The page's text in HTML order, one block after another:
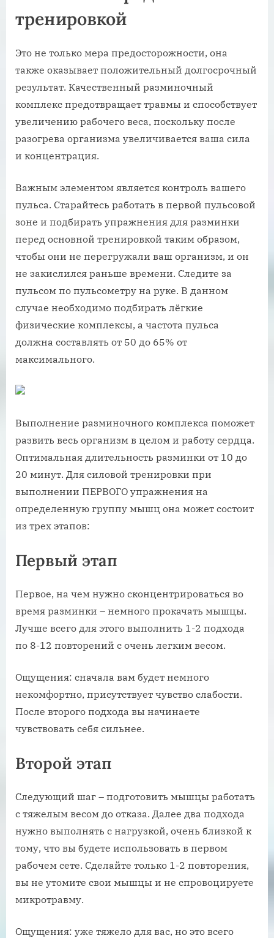
тренировкой
Это не только мера предосторожности, она
также оказывает положительный долгосрочный
результат. Качественный разминочный
комплекс предотвращает травмы и способствует
увеличению рабочего веса, поскольку после
разогрева организма увеличивается ваша сила
и концентрация.
Важным элементом является контроль вашего
пульса. Старайтесь работать в первой пульсовой
зоне и подбирать упражнения для разминки
перед основной тренировкой таким образом,
чтобы они не перегружали ваш организм, и он
не закислился раньше времени. Следите за
пульсом по пульсометру на руке. В данном
случае необходимо подбирать лёгкие
физические комплексы, а частота пульса
должна составлять от 50 до 65% от
максимального.
Выполнение разминочного комплекса поможет
развить весь организм в целом и работу сердца.
Оптимальная длительность разминки от 10 до
20 минут. Для силовой тренировки при
выполнении ПЕРВОГО упражнения на
определенную группу мышц она может состоит
из трех этапов:
Первый этап
Первое, на чем нужно сконцентрироваться во
время разминки – немного прокачать мышцы.
Лучше всего для этого выполнить 1-2 подхода
по 8-12 повторений с очень легким весом.
Ощущения: сначала вам будет немного
некомфортно, присутствует чувство слабости.
После второго подхода вы начинаете
чувствовать себя сильнее.
Второй этап
Следующий шаг – подготовить мышцы работать
с тяжелым весом до отказа. Далее два подхода
нужно выполнять с нагрузкой, очень близкой к
тому, что вы будете использовать в первом
рабочем сете. Сделайте только 1-2 повторения,
вы не утомите свои мышцы и не спровоцируете
микротравму.
Ощущения: уже тяжело для вас, но это всего